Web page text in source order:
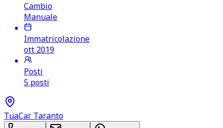
Cambio
Manuale
Immatricolazione
ott 2019
Posti
5 posti
TuaCar Taranto